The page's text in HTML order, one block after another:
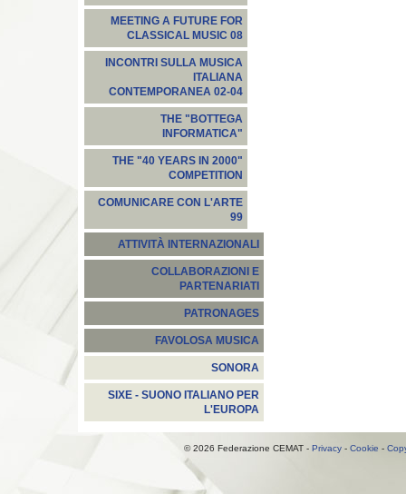
MEETING A FUTURE FOR
CLASSICAL MUSIC 08
INCONTRI SULLA MUSICA
ITALIANA
CONTEMPORANEA 02-04
THE "BOTTEGA
INFORMATICA"
THE "40 YEARS IN 2000"
COMPETITION
COMUNICARE CON L'ARTE
99
ATTIVITÀ INTERNAZIONALI
COLLABORAZIONI E
PARTENARIATI
PATRONAGES
FAVOLOSA MUSICA
SONORA
SIXE - SUONO ITALIANO PER
L'EUROPA
© 2026 Federazione CEMAT - Privacy - Cookie -